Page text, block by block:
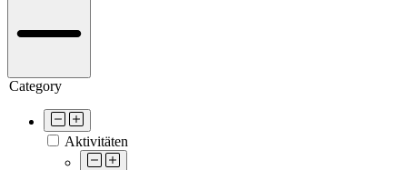
Category
Aktivitäten